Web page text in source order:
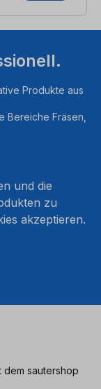
Produkte aus
Bereiche Fräsen,
und die
zu
akzeptieren.
dem sautershop